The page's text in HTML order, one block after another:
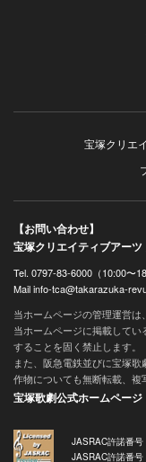
宝塚クリエ
【お問い合わせ】
宝塚クリエイティブアー
Tel. 0797-83-6000（10:00〜
Mail info-tca@takarazuka-
当ホームページの管理運営は
当ホームページに掲載して
することを固く禁止します。
また、阪急電鉄並びに宝塚
作物についても無断転載、複
宝塚歌劇公式ホームページ
JASRAC許諾番
JASRAC許諾番